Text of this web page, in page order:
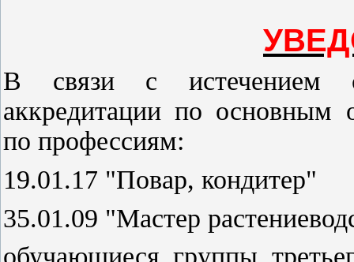
В связи с истечением
аккредитации по основным
по профессиям:
19.01.17 "Повар, кондитер"
35.01.09 "Мастер